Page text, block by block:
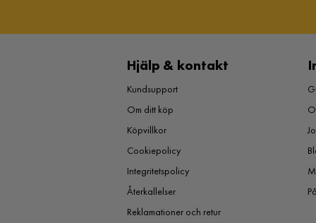
Hjälp & kontakt
Kundsupport
Om ditt köp
Köpvillkor
Cookiepolicy
Integritetspolicy
Återkallelser
Reklamationer och retur